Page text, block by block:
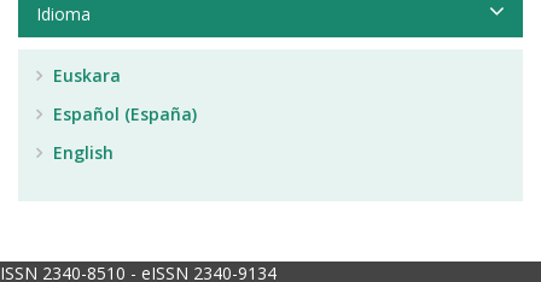
Idioma
Euskara
Español (España)
English
ISSN 2340-8510 - eISSN 2340-9134